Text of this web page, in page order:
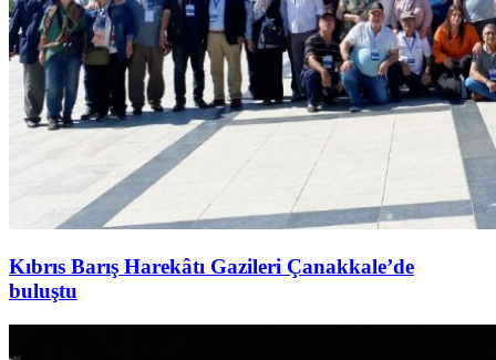
Kıbrıs Barış Harekâtı Gazileri Çanakkale’de
buluştu